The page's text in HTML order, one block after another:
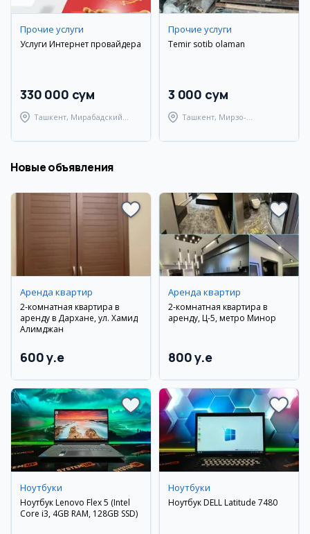
Прочие услуги
Услуги Интернет провайдера
330 000 сум
Ташкент, Мирабадский
Прочие услуги
Temir sotib olaman
3 000 сум
Ташкент, Мирзо-
Новые объявления
Аренда квартир
2-комнатная квартира в
аренду в Дархане, ул. Хамид
Алимджан
600 y.e
Аренда квартир
2-комнатная квартира в
аренду, Ц-5, метро Минор
800 y.e
Ноутбуки
Ноутбук Lenovo Flex 5 (Intel
Core i3, 4GB RAM, 128GB SSD)
Ноутбуки
Ноутбук DELL Latitude 7480